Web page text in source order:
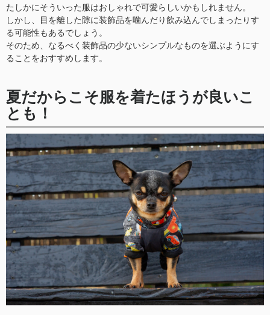
たしかにそういった服はおしゃれで可愛らしいかもしれません。
しかし、目を離した隙に装飾品を噛んだり飲み込んでしまったりす
る可能性もあるでしょう。
そのため、なるべく装飾品の少ないシンプルなものを選ぶようにす
ることをおすすめします。
夏だからこそ服を着たほうが良いこ
とも！